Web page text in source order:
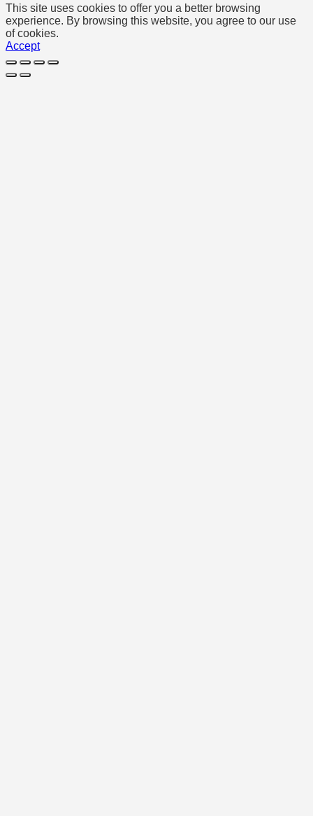
This site uses cookies to offer you a better browsing
experience. By browsing this website, you agree to our use
of cookies.
Accept